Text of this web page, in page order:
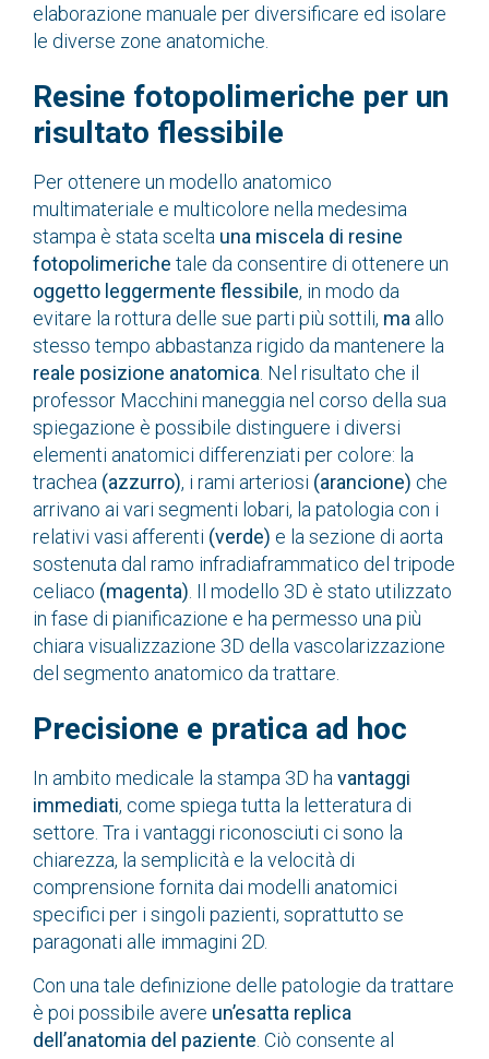
elaborazione manuale per diversificare ed isolare
le diverse zone anatomiche.
Resine fotopolimeriche per un
risultato flessibile
Per ottenere un modello anatomico
multimateriale e multicolore nella medesima
stampa è stata scelta una miscela di resine
fotopolimeriche tale da consentire di ottenere un
oggetto leggermente flessibile, in modo da
evitare la rottura delle sue parti più sottili, ma allo
stesso tempo abbastanza rigido da mantenere la
reale posizione anatomica . Nel risultato che il
professor Macchini maneggia nel corso della sua
spiegazione è possibile distinguere i diversi
elementi anatomici differenziati per colore: la
trachea (azzurro), i rami arteriosi (arancione) che
arrivano ai vari segmenti lobari, la patologia con i
relativi vasi afferenti (verde) e la sezione di aorta
sostenuta dal ramo infradiaframmatico del tripode
celiaco (magenta) . Il modello 3D è stato utilizzato
in fase di pianificazione e ha permesso una più
chiara visualizzazione 3D della vascolarizzazione
del segmento anatomico da trattare.
Precisione e pratica ad hoc
In ambito medicale la stampa 3D havantaggi
immediati, come spiega tutta la letteratura di
settore. Tra i vantaggi riconosciuti ci sono la
chiarezza, la semplicità e la velocità di
comprensione fornita dai modelli anatomici
specifici per i singoli pazienti, soprattutto se
paragonati alle immagini 2D.
Con una tale definizione delle patologie da trattare
è poi possibile avere un’esatta replica
dell’anatomia del paziente . Ciò consente al